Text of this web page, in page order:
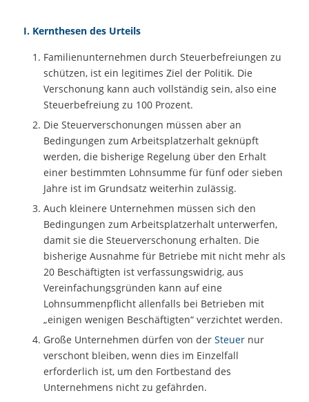
I. Kernthesen des Urteils
Familienunternehmen durch Steuerbefreiungen zu
schützen, ist ein legitimes Ziel der Politik. Die
Verschonung kann auch vollständig sein, also eine
Steuerbefreiung zu 100 Prozent.
Die Steuerverschonungen müssen aber an
Bedingungen zum Arbeitsplatzerhalt geknüpft
werden, die bisherige Regelung über den Erhalt
einer bestimmten Lohnsumme für fünf oder sieben
Jahre ist im Grundsatz weiterhin zulässig.
Auch kleinere Unternehmen müssen sich den
Bedingungen zum Arbeitsplatzerhalt unterwerfen,
damit sie die Steuerverschonung erhalten. Die
bisherige Ausnahme für Betriebe mit nicht mehr als
20 Beschäftigten ist verfassungswidrig, aus
Vereinfachungsgründen kann auf eine
Lohnsummenpflicht allenfalls bei Betrieben mit
„einigen wenigen Beschäftigten“ verzichtet werden.
Große Unternehmen dürfen von der Steuernur
verschont bleiben, wenn dies im Einzelfall
erforderlich ist, um den Fortbestand des
Unternehmens nicht zu gefährden.